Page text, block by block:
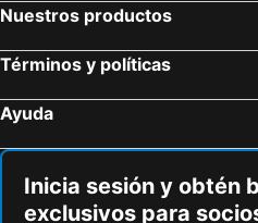
Nuestros productos
Términos y políticas
Ayuda
Inicia sesión y obtén
exclusivos para